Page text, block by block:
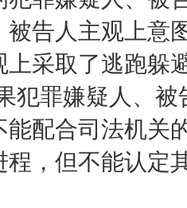
告人主观上意
采取了逃跑躲
犯罪嫌疑人、
能配合司法机关
，但不能认定